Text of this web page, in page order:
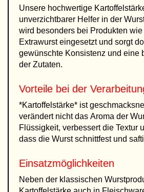
Unsere hochwertige
unverzichtbarer Helfer in der
wird besonders bei Produkten
Extrawurst eingesetzt und sorgt
gewünschte Konsistenz und eine
der Zutaten.
Vorteile bei der
*Kartoffelstärke* ist
verändert nicht das Aroma der
Flüssigkeit, verbessert die Textur
dass die Wurst schnittfest und
Einsatzmöglichkeiten
Neben der klassischen